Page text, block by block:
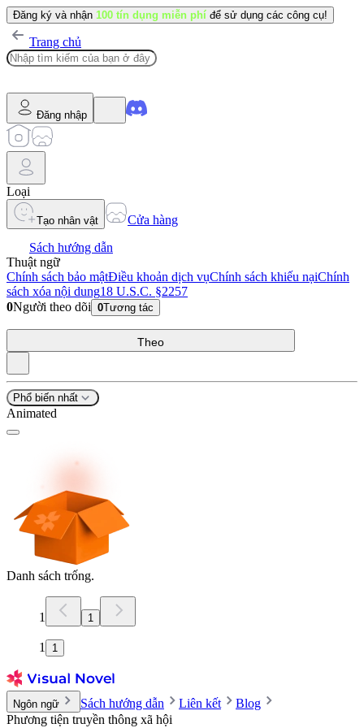
Đăng ký và nhận 100 tín dụng miễn phí để sử dụng các công cụ!
Trang chủ
Đăng nhập
Loại
Tạo nhân vật
Cửa hàng
Sách hướng dẫn
Thuật ngữ
Chính sách bảo mậtĐiều khoản dịch vụChính sách khiếu nạiChính
sách xóa nội dung18 U.S.C. §2257
0Người theo dõi 0Tương tác
Theo
Phổ biến nhất
Animated
Danh sách trống.
1 1
1 1
Ngôn ngữ Sách hướng dẫn Liên kết
Blog
Phương tiện truyền thông xã hội